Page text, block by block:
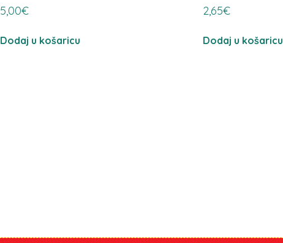
5,00€
Dodaj u košaricu
2,65€
Dodaj u košaricu